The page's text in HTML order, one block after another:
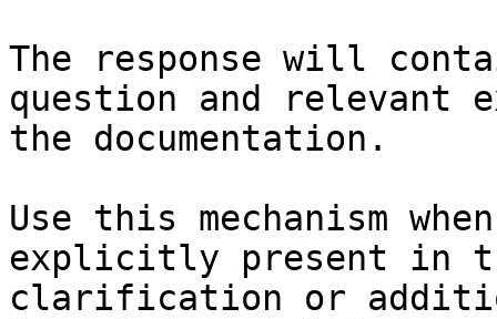
The response will
question and relevant
the documentation.
Use this mechanism
explicitly present in
clarification or